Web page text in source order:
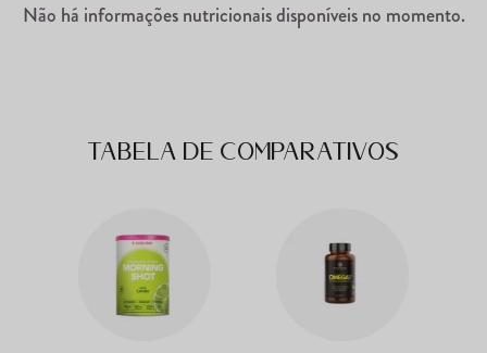
Não há informações nutricionais disponíveis no momento.
Tabela de comparativos